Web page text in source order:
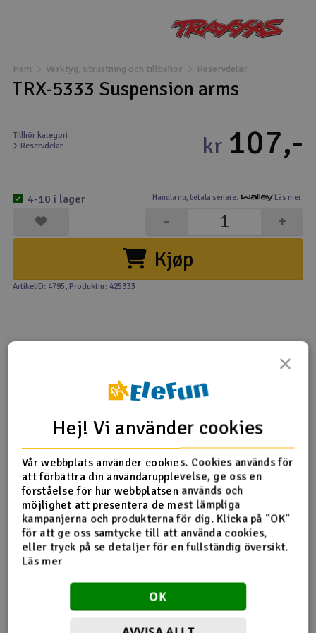
Drönare
Drönare för FPV
Flygplan
Kamerautrustning
Modellbygg- och byggsatser
Modelljärnväg
Outlet
Radioutrustning
Scooter & elfordon
Smarthem, lek och hobby
Solenergi
Verktyg, utrustning och tillbehör
Presentkort
Hem Verktyg, utrustning och tillbehör Reservdelar
TRX-5333 Suspension arms
Tillhör kategori
Reservdelar
Handla nu, betala senare. Läs mer
kr 107,-
Kjøp
+
-
4-10 i lager
ArtikelID: 4795, Produktnr: 425333
Produktinformation
5333 Suspension arm upper (1)/ suspension arm lower (1)
(rear, left or right)
Fler detaljer
förknippad med
×
Hej! Vi använder cookies
Vår webbplats använder cookies. Cookies används för
att förbättra din användarupplevelse, ge oss en
förståelse för hur webbplatsen används och
möjlighet att presentera de mest lämpliga
kampanjerna och produkterna för dig. Klicka på "OK"
för att ge oss samtycke till att använda cookies,
eller tryck på se detaljer för en fullständig översikt.
Läs mer
OK